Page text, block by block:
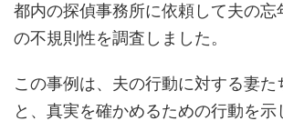
都内の探偵事務所に依頼して夫の忘
の不規則性を調査しました。
この事例は、夫の行動に対する妻た
と、真実を確かめるための行動を示